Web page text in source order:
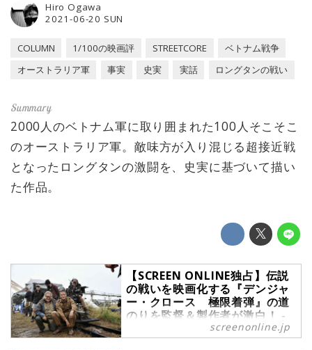
2021-06-20 SUN
Hiro Ogawa
COLUMN 1/100の映画評 STREETCORE
ベトナム戦争
オーストラリア軍
事実 史実 実話 ロングタンの戦い
2000人のベトナム軍に取り囲まれた100人そこそこ
のオーストラリア軍。敵味方が入り混じる超接近戦
となったロングタンの激闘を、史実に基づいて描い
た作品。
【SCREEN ONLINE独占】伝説
の戦いを映画化する『デンジャ
ー・クロース 極限着弾』の道
のりを監督＆製作者が激白！ -
SCREEN ONLINE（スクリーン
オンライン）
screenonline.jp